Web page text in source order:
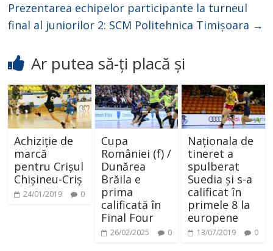
Prezentarea echipelor participante la turneul
final al juniorilor 2: SCM Politehnica Timișoara →
Ar putea să-ți placă și
Achiziție de
marcă
pentru Crișul
Chișineu-Criș
24/01/2019 0
Cupa
României (f) /
Dunărea
Brăila e
prima
calificată în
Final Four
26/02/2025 0
Naționala de
tineret a
spulberat
Suedia și s-a
calificat în
primele 8 la
europene
13/07/2019 0